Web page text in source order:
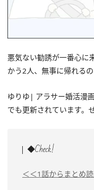
悪気ない勧誘が一番心
かう2人、無事に帰れる
ゆりゆ| アラサー婚活漫
でも更新されています。
◆Check!
＜＜1話からまとめ